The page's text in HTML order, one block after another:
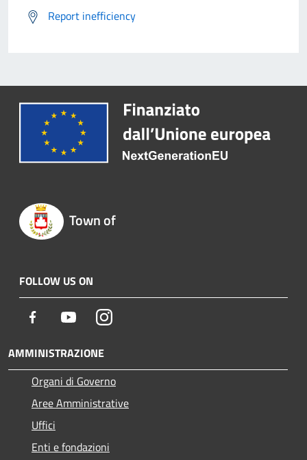
Report inefficiency
Town of
FOLLOW US ON
Facebook YoutubeInstagram
AMMINISTRAZIONE
Organi di Governo
Aree Amministrative
Uffici
Enti e fondazioni